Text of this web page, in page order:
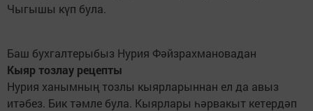
Чыгышы күп була.
Баш бухгалтерыбыз Нурия Фәйзрахмановадан
Кыяр тозлау рецепты
Нурия ханымның тозлы кыярларыннан ел да авыз
итәбез. Бик тәмле була. Кыярлары һәрвакыт кетердәп